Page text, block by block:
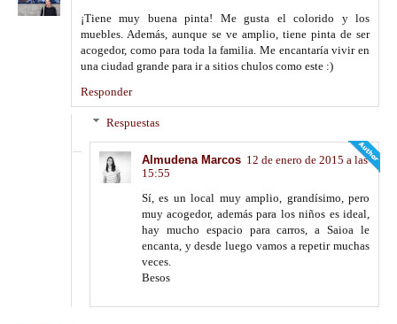
¡Tiene muy buena pinta! Me gusta el colorido y los
muebles. Además, aunque se ve amplio, tiene pinta de ser
acogedor, como para toda la familia. Me encantaría vivir en
una ciudad grande para ir a sitios chulos como este :)
Responder
Respuestas
Almudena Marcos 12 de enero de 2015 a las
15:55
Sí, es un local muy amplio, grandísimo, pero
muy acogedor, además para los niños es ideal,
hay mucho espacio para carros, a Saioa le
encanta, y desde luego vamos a repetir muchas
veces.
Besos